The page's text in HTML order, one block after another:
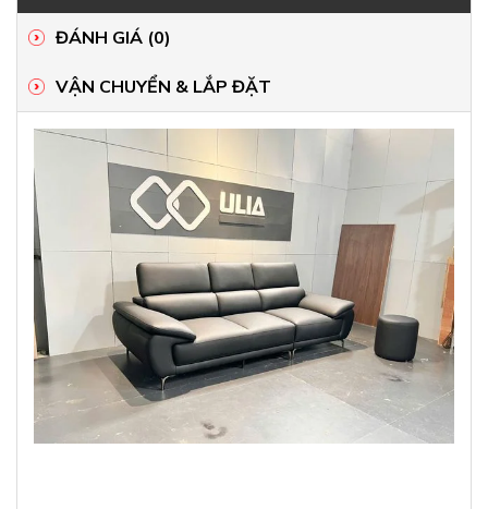
ĐÁNH GIÁ (0)
VẬN CHUYỂN & LẮP ĐẶT